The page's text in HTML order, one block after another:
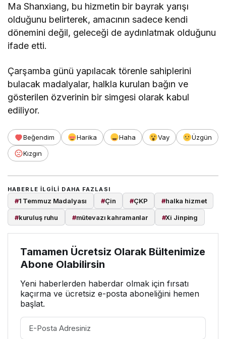
Ma Shanxiang, bu hizmetin bir bayrak yarışı
olduğunu belirterek, amacının sadece kendi
dönemini değil, geleceği de aydınlatmak olduğunu
ifade etti.
Çarşamba günü yapılacak törenle sahiplerini
bulacak madalyalar, halkla kurulan bağın ve
gösterilen özverinin bir simgesi olarak kabul
ediliyor.
Beğendim Harika Haha Vay
Üzgün
Kızgın
HABERLE ILGILI DAHA FAZLASI
#1 Temmuz Madalyası #Çin #ÇKP #halka hizmet
#kuruluş ruhu #mütevazı kahramanlar #Xi Jinping
Tamamen Ücretsiz Olarak Bültenimize
Abone Olabilirsin
Yeni haberlerden haberdar olmak için fırsatı
kaçırma ve ücretsiz e-posta aboneliğini hemen
başlat.